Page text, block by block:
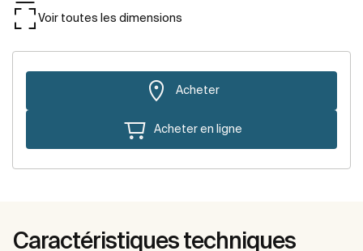
Voir toutes les dimensions
Acheter
Acheter en ligne
Caractéristiques techniques